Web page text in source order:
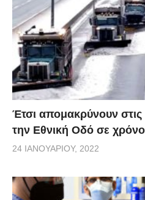
Έτσι απομακρύνουν
την Εθνική Οδό σε
24 ΙΑΝΟΥΑΡΊΟΥ, 2022